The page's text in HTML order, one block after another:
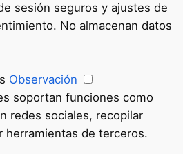
sesión seguros y ajustes de
No almacenan datos
Observación
soportan funciones como
redes sociales, recopilar
herramientas de terceros.